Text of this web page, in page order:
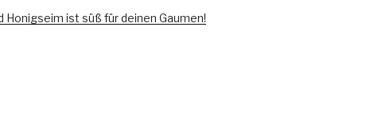
Honigseim ist süß für deinen Gaumen!